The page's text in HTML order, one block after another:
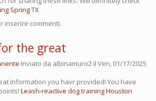
Spring TX
inserire commenti.
the great
Inviato da albinamuro2 il Ven, 01/17/2025
information you havr provided! You have
Leash-reactive dog training Houston